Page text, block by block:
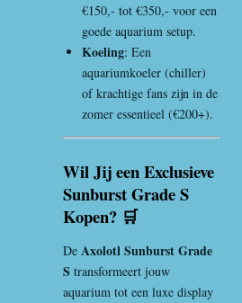
€150,- tot €350,- voor een
goede aquarium setup.
Koeling: Een
aquariumkoeler (chiller)
of krachtige fans zijn in de
zomer essentieel (€200+).
Wil Jij een Exclusieve
Sunburst Grade S
Kopen? 🛒
De Axolotl Sunburst Grade
S transformeert jouw
aquarium tot een luxe display